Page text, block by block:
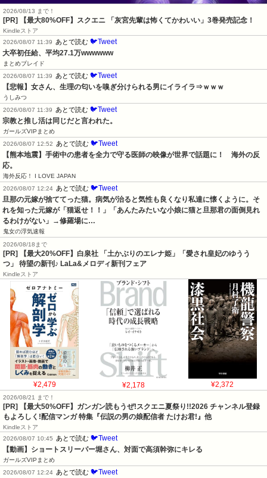
2026/08/13 まで！
[PR] 【最大80%OFF】スクエニ 「灰宮先輩は怖くてかわいい」3巻発売記念！
Kindleストア
2026/08/07 11:39 あとで読む 🐦Tweet
大卒初任給、平均27.1万wwwwww
まとめブレイド
2026/08/07 11:39 あとで読む 🐦Tweet
【悲報】女さん、生理の匂いを嗅ぎ分けられる男にイライラ⇒ｗｗｗ
うしみつ
2026/08/07 11:39 あとで読む 🐦Tweet
宗教と推し活は同じだと言われた。
ガールズVIPまとめ
2026/08/07 12:52 あとで読む 🐦Tweet
【熊本地震】手術中の患者を全力で守る医師の映像が世界で話題に！　海外の反
応。
海外反応！ I LOVE JAPAN
2026/08/07 12:24 あとで読む 🐦Tweet
旦那の元嫁が捨ててった猫。病気が治ると気性も良くなり私達に懐くように。そ
れを知った元嫁が「猫返せ！！」「あんたみたいな小娘に猫と旦那君の面倒見れ
るわけがない」→修羅場に…
鬼女の浮気速報
2026/08/18まで
[PR] 【最大20%OFF】白泉社 「土かぶりのエレナ姫」「愛され皇妃のゆうう
つ」 待望の新刊♪ LaLa&メロディ新刊フェア
Kindleストア
¥2,479 ¥2,178 ¥2,372
2026/08/21 まで！
[PR] 【最大50%OFF】ガンガン読もうぜ!スクエニ夏祭り!!2026 チャンネル登録
もよろしく!配信マンガ 特集『伝説の男の娘配信者 たけお君!』他
Kindleストア
2026/08/07 10:45
あとで読む 🐦Tweet
【動画】ショートスリーパー堀さん、対面で高須幹弥にキレる
ガールズVIPまとめ
2026/08/07 12:24 あとで読む 🐦Tweet